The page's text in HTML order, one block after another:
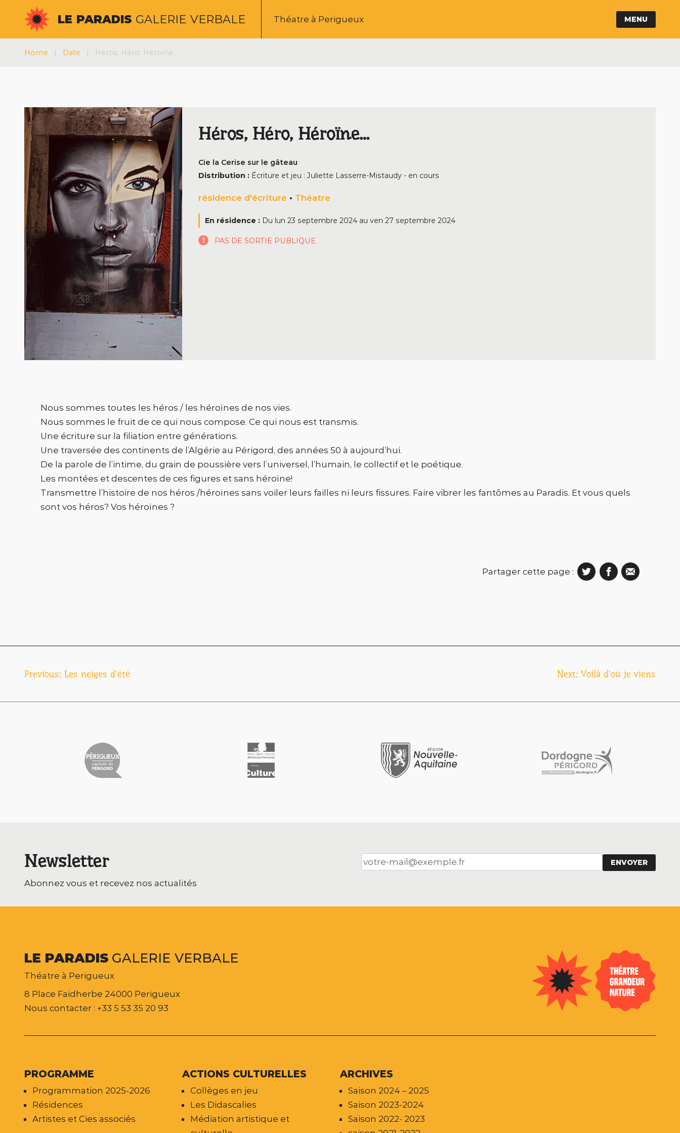
contenu
LE PARADIS GALERIE VERBALE Théatre à Perigueux MENU
Home | Date | Héros, Héro, Héroïne…
Héros, Héro, Héroïne…
Cie la Cerise sur le gâteau
Distribution : Écriture et jeu : Juliette Lasserre-Mistaudy - en cours
résidence d'écriture • Théatre
En résidence : Du lun 23 septembre 2024 au ven 27 septembre 2024
PAS DE SORTIE PUBLIQUE
Nous sommes toutes les héros / les héroïnes de nos vies.
Nous sommes le fruit de ce qui nous compose. Ce qui nous est transmis.
Une écriture sur la filiation entre générations.
Une traversée des continents de l’Algérie au Périgord, des années 50 à aujourd’hui.
De la parole de l’intime, du grain de poussière vers l’universel, l’humain, le collectif et le poétique.
Les montées et descentes de ces figures et sans héroïne!
Transmettre l’histoire de nos héros /héroïnes sans voiler leurs failles ni leurs fissures. Faire vibrer les fantômes au Paradis. Et vous quels
sont vos héros? Vos héroïnes ?
Partager cette page :
Navigation
de
Previous: Les neiges d’été Next: Voilà d’où je viens
Newsletter
Abonnez vous et recevez nos actualités
LE PARADIS GALERIE VERBALE
Théatre à Perigueux
8 Place Faidherbe 24000 Perigueux
Nous contacter : +33 5 53 35 20 93
PROGRAMME
Programmation 2025-2026
Résidences
Artistes et Cies associés
ACTIONS CULTURELLES
Collèges en jeu
Les Didascalies
Médiation artistique et
ARCHIVES
Saison 2024 – 2025
Saison 2023-2024
Saison 2022- 2023